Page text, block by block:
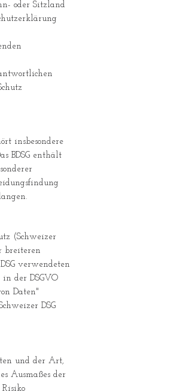
oder Sitzland
insbesondere
BDSG enthält
(Schweizer
breiteren
verwendeten
in der DSGVO
Daten"
DSG
und der Art,
Ausmaßes der